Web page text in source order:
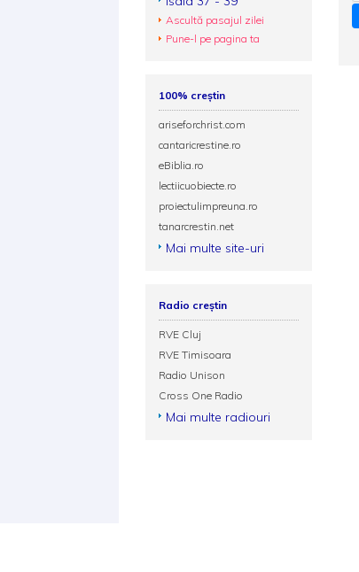
Ascultă pasajul zilei
Pune-l pe pagina ta
100% creștin
ariseforchrist.com
cantaricrestine.ro
eBiblia.ro
lectiicuobiecte.ro
proiectulimpreuna.ro
tanarcrestin.net
Mai multe site-uri
Radio creștin
RVE Cluj
RVE Timisoara
Radio Unison
Cross One Radio
Mai multe radiouri